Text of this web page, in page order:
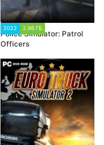
2022 2.96 ГБ
Police Simulator: Patrol
Officers